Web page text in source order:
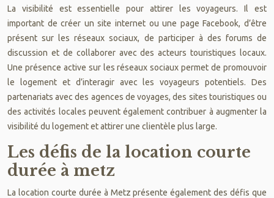
La visibilité est essentielle pour attirer les voyageurs. Il est
important de créer un site internet ou une page Facebook, d’être
présent sur les réseaux sociaux, de participer à des forums de
discussion et de collaborer avec des acteurs touristiques locaux.
Une présence active sur les réseaux sociaux permet de promouvoir
le logement et d’interagir avec les voyageurs potentiels. Des
partenariats avec des agences de voyages, des sites touristiques ou
des activités locales peuvent également contribuer à augmenter la
visibilité du logement et attirer une clientèle plus large.
Les défis de la location courte
durée à metz
La location courte durée à Metz présente également des défis que